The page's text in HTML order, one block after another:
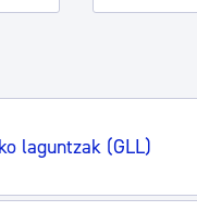
laguntzak (GLL)